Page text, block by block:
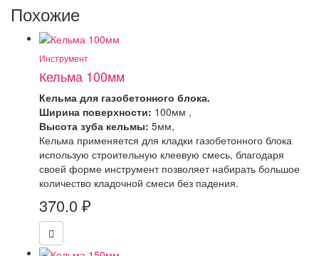
Похожие
Инструмент
Кельма 100мм
Кельма для газобетонного блока.
Ширина поверхности: 100мм ,
Высота зуба кельмы: 5мм,
Кельма применяется для кладки газобетонного блока
использую строительную клеевую смесь, благодаря
своей форме инструмент позволяет набирать большое
количество кладочной смеси без падения.
370.0 ₽